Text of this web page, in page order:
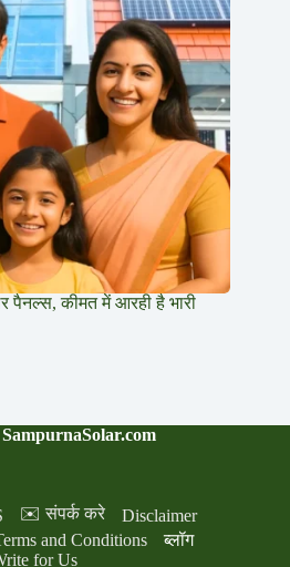
कीमत में आरही है भारी
SampurnaSolar.com
✉️ संपर्क करे
Disclaimer
and Conditions
ब्लॉग
for Us